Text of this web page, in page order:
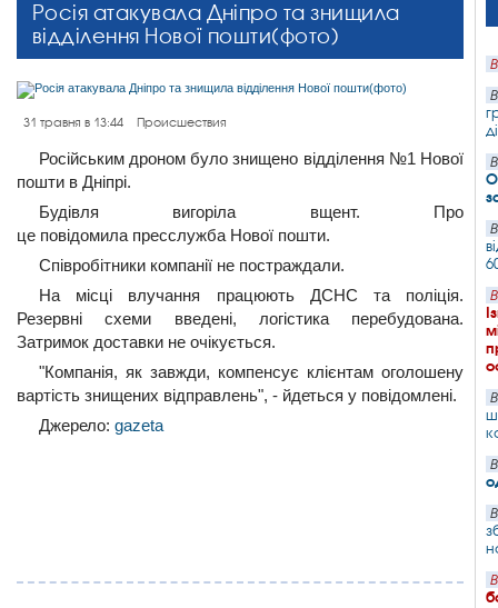
Росія атакувала Дніпро та знищила
відділення Нової пошти(фото)
31 травня в 13:44 Происшествия
Російським дроном було знищено відділення №1 Нової
пошти в Дніпрі.
Будівля вигоріла вщент. Про
це повідомила пресслужба Нової пошти.
Співробітники компанії не постраждали.
На місці влучання працюють ДСНС та поліція.
Резервні схеми введені, логістика перебудована.
Затримок доставки не очікується.
"Компанія, як завжди, компенсує клієнтам оголошену
вартість знищених відправлень", - йдеться у повідомлені.
Джерело: gazeta